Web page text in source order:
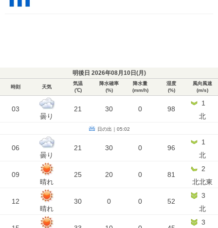
明後日 2026年08月10日(月 )
時刻 天気
気温
(℃)
降水確率
(%)
降水量
(mm/h)
湿度
(%)
風向風速
(m/s)
03
曇り
21 30 0 98
1
北
日の出｜05:02
06
曇り
21 30 0 96
1
北
09
晴れ
25 20 0 81
2
北北東
12
晴れ
30 0 0 52
3
北
3